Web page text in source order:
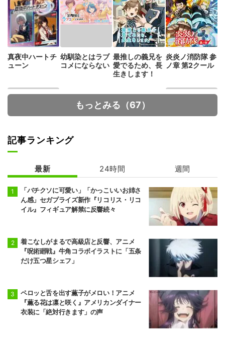
真夜中ハートチ
ューン
幼馴染とはラブ
コメにならない
最推しの義兄を
愛でるため、長
生きします！
炎炎ノ消防隊 参
ノ章 第2クール
Fate/strange F
ake
人外教室の人間
嫌い教師
もっとみる（67）
記事ランキング
最新 24時間 週間
「バチクソに可愛い」「かっこいいお姉さ
ん感」セガプライズ新作『リコリス・リコ
イル』フィギュア解禁に反響続々
着こなしがまるで高級店と反響、アニメ
『呪術廻戦』牛角コラボイラストに「五条
だけ五つ星シェフ」
ペロッと舌を出す薫子がメロい！アニメ
『薫る花は凛と咲く』アメリカンダイナー
衣装に「絶対行きます」の声